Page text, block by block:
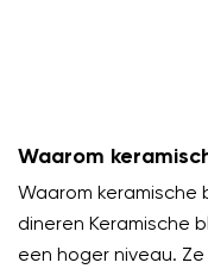
Waarom
buiten dineren
Waarom keramische
dineren Keramische
een hoger niveau.